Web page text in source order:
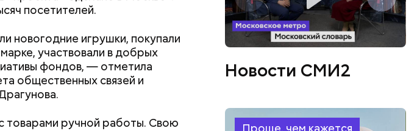
посетителей.
новогодние игрушки, покупали
участвовали в добрых
фондов, — отметила
общественных связей и
товарами ручной работы. Свою
Новости СМИ2